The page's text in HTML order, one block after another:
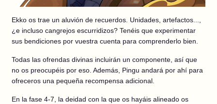
Ekko os trae un aluvión de recuerdos. Unidades, artefactos...,
¿e incluso cangrejos escurridizos? Tenéis que experimentar
sus bendiciones por vuestra cuenta para comprenderlo bien.
Todas las ofrendas divinas incluirán un componente, así que
no os preocupéis por eso. Además, Pingu andará por ahí para
ofreceros una pequeña recompensa adicional.
En la fase 4-7, la deidad con la que os hayáis alineado os